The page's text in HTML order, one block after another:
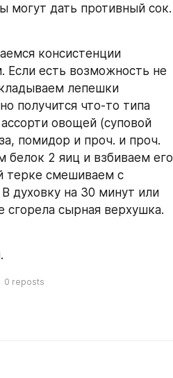
могут дать противный сок.
консистенции
Если есть возможность не
лепешки
получится что-то типа
овощей (суповой
помидор и проч. и проч.
белок 2 яиц и взбиваем его
терке смешиваем с
духовку на 30 минут или
сгорела сырная верхушка.
0 reposts